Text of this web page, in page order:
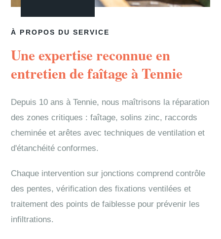
À PROPOS DU SERVICE
Une expertise reconnue en
entretien de faîtage à Tennie
Depuis 10 ans à Tennie, nous maîtrisons la réparation
des zones critiques : faîtage, solins zinc, raccords
cheminée et arêtes avec techniques de ventilation et
d'étanchéité conformes.
Chaque intervention sur jonctions comprend contrôle
des pentes, vérification des fixations ventilées et
traitement des points de faiblesse pour prévenir les
infiltrations.